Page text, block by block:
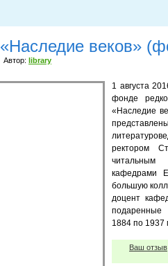
«Наследие веков»
Автор: library
1 августа
фонде
«Наследие
ректором
кафедрами
большую
доцент
подаренные
1884 по 1937
Ваш отзыв